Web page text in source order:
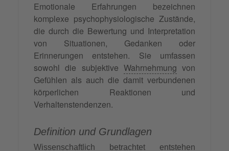
Emotionale Erfahrungen bezeichnen
komplexe psychophysiologische Zustände,
die durch die Bewertung und Interpretation
von Situationen, Gedanken oder
Erinnerungen entstehen. Sie umfassen
sowohl die subjektive Wahrnehmung von
Gefühlen als auch die damit verbundenen
körperlichen Reaktionen und
Verhaltenstendenzen.
Definition und Grundlagen
Wissenschaftlich betrachtet entstehen